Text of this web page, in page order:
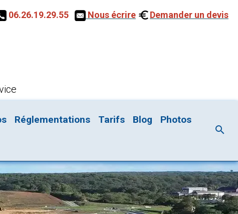
06.26.19.29.55 Nous écrire Demander un devis
Réglementations Tarifs Blog
Photos